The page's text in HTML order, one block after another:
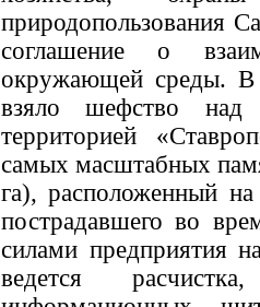
природопользования
соглашение о
окружающей среды. В
взяло шефство над
территорией
самых масштабных
га), расположенный на
пострадавшего во
силами предприятия
ведется